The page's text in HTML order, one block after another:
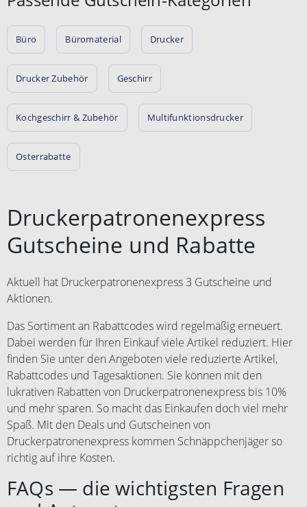
Büro Büromaterial Drucker
Drucker Zubehör Geschirr
Kochgeschirr & Zubehör Multifunktionsdrucker
Osterrabatte
Druckerpatronenexpress
Gutscheine und Rabatte
Aktuell hat Druckerpatronenexpress 3 Gutscheine und
Aktionen.
Das Sortiment an Rabattcodes wird regelmäßig erneuert.
Dabei werden für Ihren Einkauf viele Artikel reduziert. Hier
finden Sie unter den Angeboten viele reduzierte Artikel,
Rabattcodes und Tagesaktionen. Sie können mit den
lukrativen Rabatten von Druckerpatronenexpress bis 10%
und mehr sparen. So macht das Einkaufen doch viel mehr
Spaß. Mit den Deals und Gutscheinen von
Druckerpatronenexpress kommen Schnäppchenjäger so
richtig auf ihre Kosten.
FAQs — die wichtigsten Fragen